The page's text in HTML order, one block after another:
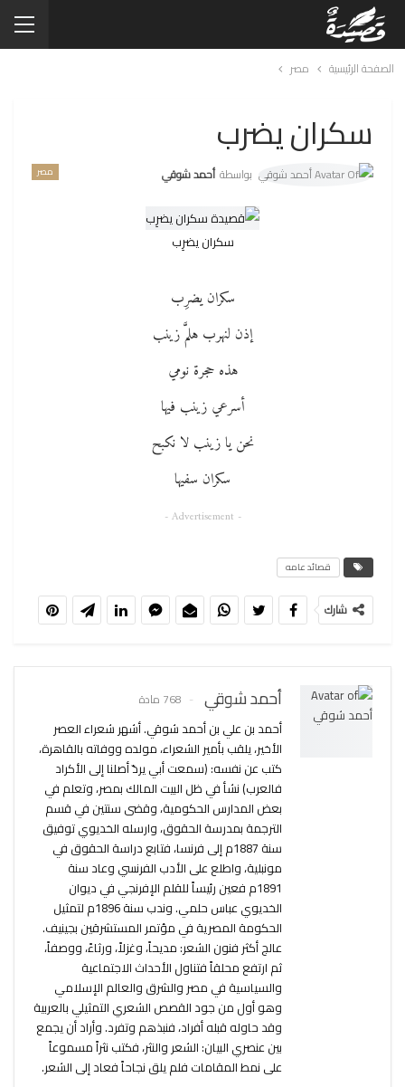
الصفحة الرئيسية مصر
سكران يضرب
مصر بواسطة أحمد شوقي
سكران يضرِب
سكران يضرِب
إذن لنهرب هلمَّ زينب
هذه حجرة نومي
أسرعي زينب فيها
نحن يا زينب لا نكبح
سكران سفيها
- Advertisement -
قصائد عامه
شارك
أحمد شوقي 768 مادة
أحمد بن علي بن أحمد شوقي. أشهر شعراء العصر
الأخير، يلقب بأمير الشعراء، مولده ووفاته بالقاهرة،
كتب عن نفسه: (سمعت أبي يردّ أصلنا إلى الأكراد
فالعرب) نشأ في ظل البيت المالك بمصر، وتعلم في
بعض المدارس الحكومية، وقضى سنتين في قسم
الترجمة بمدرسة الحقوق، وارسله الخديوي توفيق
سنة 1887م إلى فرنسا، فتابع دراسة الحقوق في
مونبلية، واطلع على الأدب الفرنسي وعاد سنة
1891م فعين رئيساً للقلم الإفرنجي في ديوان
الخديوي عباس حلمي. وندب سنة 1896م لتمثيل
الحكومة المصرية في مؤتمر المستشرقين بجينيف.
عالج أكثر فنون الشعر: مديحاً، وغزلاً، ورثاءً، ووصفاً،
ثم ارتفع محلقاً فتناول الأحداث الاجتماعية
والسياسية في مصر والشرق والعالم الإسلامي
وهو أول من جود القصص الشعري التمثيلي بالعربية
وقد حاوله قبله أفراد، فنبذهم وتفرد. وأراد أن يجمع
بين عنصري البيان: الشعر والنثر، فكتب نثراً مسموعاً
على نمط المقامات فلم يلق نجاحاً فعاد إلى الشعر.